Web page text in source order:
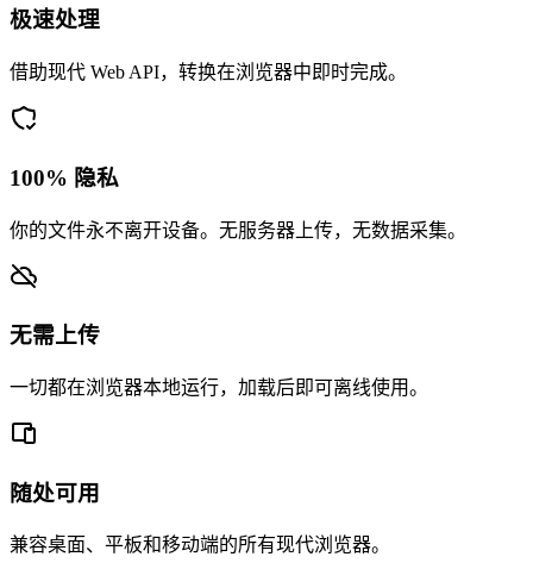
极速处理
借助现代 Web API，转换在浏览器中即时完成。
100% 隐私
你的文件永不离开设备。无服务器上传，无数据采集。
无需上传
一切都在浏览器本地运行，加载后即可离线使用。
随处可用
兼容桌面、平板和移动端的所有现代浏览器。